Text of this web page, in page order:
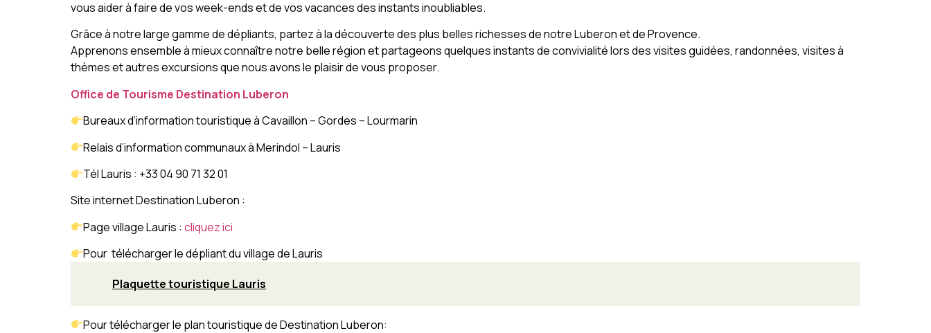
vous aider à faire de vos week-ends et de vos vacances des instants inoubliables.
Grâce à notre large gamme de dépliants, partez à la découverte des plus belles richesses de notre Luberon et de Provence.
Apprenons ensemble à mieux connaître notre belle région et partageons quelques instants de convivialité lors des visites guidées, randonnées, visites à
thèmes et autres excursions que nous avons le plaisir de vous proposer.
Office de Tourisme Destination Luberon
Bureaux d’information touristique à Cavaillon – Gordes – Lourmarin
Relais d’information communaux à Merindol – Lauris
Tél Lauris : +33 04 90 71 32 01
Site internet Destination Luberon :
Page village Lauris :cliquez ici
Pour télécharger le dépliant du village de Lauris
Plaquette touristique Lauris
Pour télécharger le plan touristique de Destination Luberon: